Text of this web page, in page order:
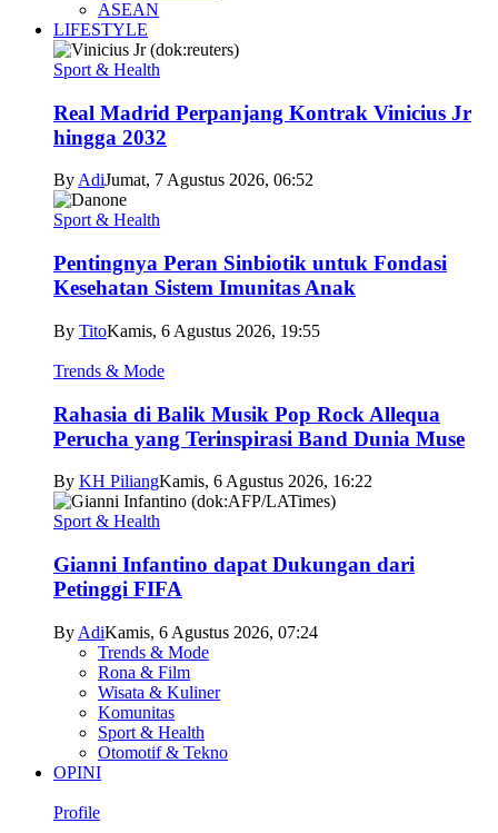
ASEAN
LIFESTYLE
Sport & Health
Real Madrid Perpanjang Kontrak Vinicius Jr
hingga 2032
ByAdiJumat, 7 Agustus 2026, 06:52
Sport & Health
Pentingnya Peran Sinbiotik untuk Fondasi
Kesehatan Sistem Imunitas Anak
By TitoKamis, 6 Agustus 2026, 19:55
Trends & Mode
Rahasia di Balik Musik Pop Rock Allequa
Perucha yang Terinspirasi Band Dunia Muse
By KH PiliangKamis, 6 Agustus 2026, 16:22
Sport & Health
Gianni Infantino dapat Dukungan dari
Petinggi FIFA
By AdiKamis, 6 Agustus 2026, 07:24
Trends & Mode
Rona & Film
Wisata & Kuliner
Komunitas
Sport & Health
Otomotif & Tekno
OPINI
Profile